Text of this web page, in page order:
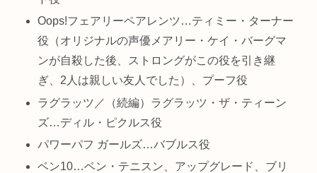
Oops!フェアリーペアレンツ…ティミー・ターナー
役（オリジナルの声優メアリー・ケイ・バーグマ
ンが自殺した後、ストロングがこの役を引き継
ぎ、2人は親しい友人でした）、プーフ役
ラグラッツ／（続編）ラグラッツ・ザ・ティーン
ズ…ディル・ピクルス役
パワーパフ ガールズ…バブルス役
ベン10…ベン・テニスン、アップグレード、ブリ